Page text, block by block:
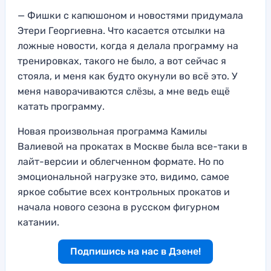
— Фишки с капюшоном и новостями придумала
Этери Георгиевна. Что касается отсылки на
ложные новости, когда я делала программу на
тренировках, такого не было, а вот сейчас я
стояла, и меня как будто окунули во всё это. У
меня наворачиваются слёзы, а мне ведь ещё
катать программу.
Новая произвольная программа Камилы
Валиевой на прокатах в Москве была все-таки в
лайт-версии и облегченном формате. Но по
эмоциональной нагрузке это, видимо, самое
яркое событие всех контрольных прокатов и
начала нового сезона в русском фигурном
катании.
Подпишись на нас в Дзене!